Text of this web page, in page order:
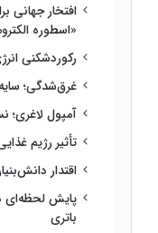
افتخار جهانی
«اسطوره
رکوردشکنی انرژی
غرق‌شدگی؛
آمپول
تأثیر رژیم
اقتدار
پایش لحظه‌ای
باتری